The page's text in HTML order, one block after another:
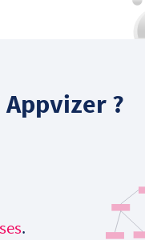
?
.